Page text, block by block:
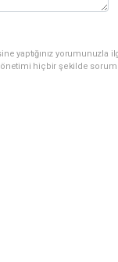
yaptığınız yorumunuzla
hiçbir şekilde